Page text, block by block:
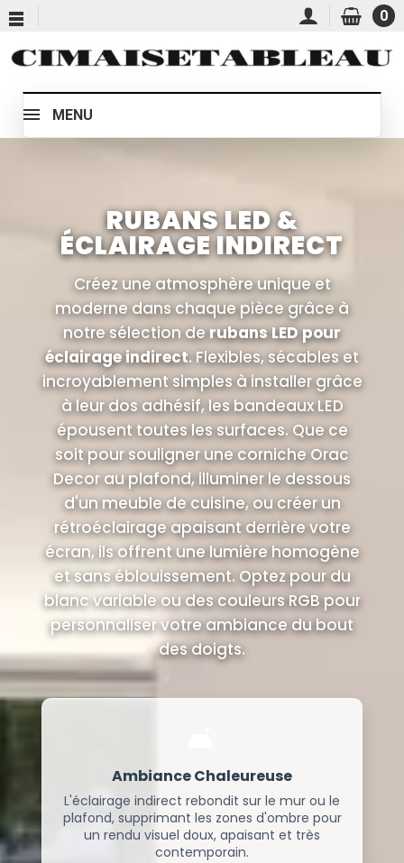
0
MENU
RUBANS LED &
ÉCLAIRAGE INDIRECT
Créez une atmosphère unique et
moderne dans chaque pièce grâce à
notre sélection derubans LED pour
éclairage indirect. Flexibles, sécables et
incroyablement simples à installer grâce
à leur dos adhésif, les bandeaux LED
épousent toutes les surfaces. Que ce
soit pour souligner une corniche Orac
Decor au plafond, illuminer le dessous
d'un meuble de cuisine, ou créer un
rétroéclairage apaisant derrière votre
écran, ils offrent une lumière homogène
et sans éblouissement. Optez pour du
blanc variable ou des couleurs RGB pour
personnaliser votre ambiance du bout
des doigts.
Ambiance Chaleureuse
L'éclairage indirect rebondit sur le mur ou le
plafond, supprimant les zones d'ombre pour
un rendu visuel doux, apaisant et très
contemporain.